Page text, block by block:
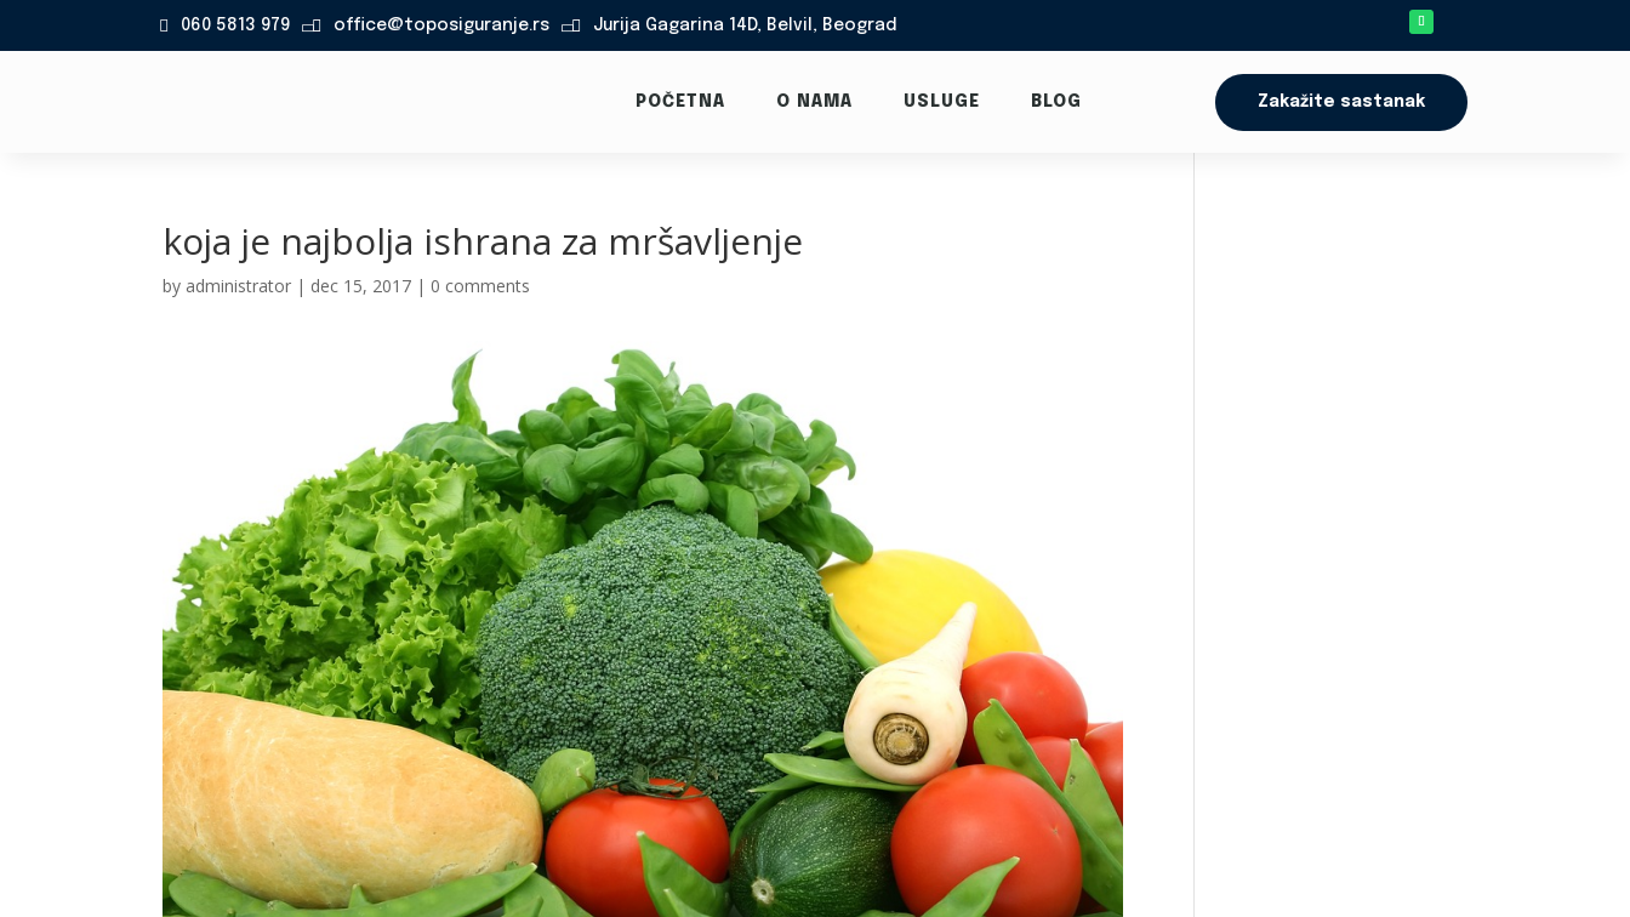
060 5813 979  office@toposiguranje.rs  Jurija Gagarina 14D, Belvil, Beograd
POČETNA O NAMA USLUGE BLOG Zakažite sastanak
koja je najbolja ishrana za mršavljenje
by administrator | dec 15, 2017 | 0 comments